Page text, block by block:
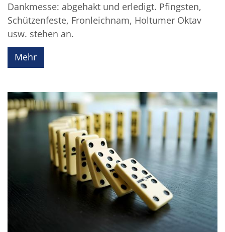
Dankmesse: abgehakt und erledigt. Pfingsten,
Schützenfeste, Fronleichnam, Holtumer Oktav
usw. stehen an.
Mehr